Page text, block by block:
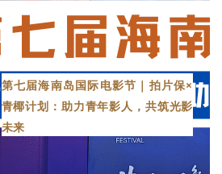
第七届海南岛国际电影节｜拍片保×
青椰计划：助力青年影人，共筑光影
未来